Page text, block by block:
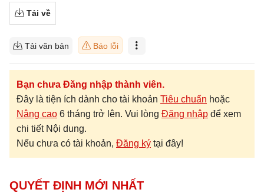
Tải về
Tải văn bản Báo lỗi
Bạn chưa Đăng nhập thành viên.
Đây là tiện ích dành cho tài khoản Tiêu chuẩn hoặc
Nâng cao 6 tháng trở lên. Vui lòng Đăng nhập để xem
chi tiết Nội dung.
Nếu chưa có tài khoản, Đăng ký tại đây!
QUYẾT ĐỊNH MỚI NHẤT